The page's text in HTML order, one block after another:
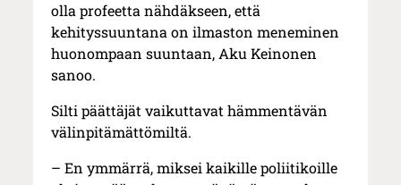
olla profeetta nähdäkseen, että
kehityssuuntana on ilmaston meneminen
huonompaan suuntaan, Aku Keinonen
sanoo.
Silti päättäjät vaikuttavat hämmentävän
välinpitämättömiltä.
– En ymmärrä, miksei kaikille poliitikoille